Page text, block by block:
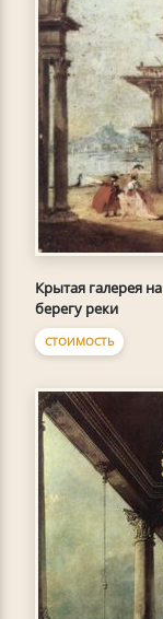
Крытая галерея на
берегу реки
СТОИМОСТЬ